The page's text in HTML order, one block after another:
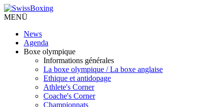
MENÜ
News
Agenda
Boxe olympique
Informations générales
La boxe olympique / La boxe anglaise
Ethique et antidopage
Athlete's Corner
Coache's Corner
Championnats